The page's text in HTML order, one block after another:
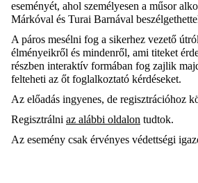
eseményét, ahol személyesen a műsor
Márkóval és Turai Barnával
A páros mesélni fog a sikerhez vezető
élményeikről és mindenről, ami titeket
részben interaktív formában fog zajlik
felteheti az őt foglalkoztató kérdéseket.
Az előadás ingyenes, de regisztrációhoz
Regisztrálni az alábbi oldalon tudtok.
Az esemény csak érvényes védettségi